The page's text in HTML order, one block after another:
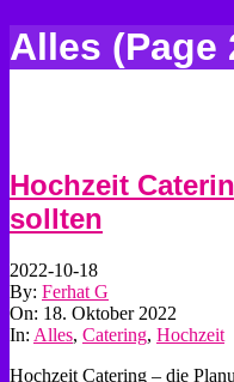
Alles (Page
Hochzeit
sollten
2022-10-18
By: Ferhat G
On: 18. Oktober 2022
In: Alles, Catering, Hochzeit
Hochzeit Catering – die